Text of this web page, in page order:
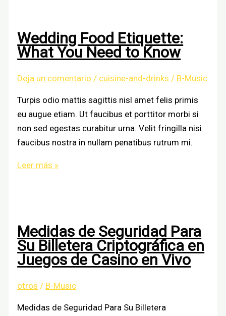
wedding
Wedding Food Etiquette:
What You Need to Know
Deja un comentario / cuisine-and-drinks / B-Music
Turpis odio mattis sagittis nisl amet felis primis
eu augue etiam. Ut faucibus et porttitor morbi si
non sed egestas curabitur urna. Velit fringilla nisi
faucibus nostra in nullam penatibus rutrum mi.
Wedding
Need
to
Know
Leer más »
Medidas de Seguridad Para
Su Billetera Criptográfica en
Juegos de Casino en Vivo
otros / B-Music
Medidas de Seguridad Para Su Billetera